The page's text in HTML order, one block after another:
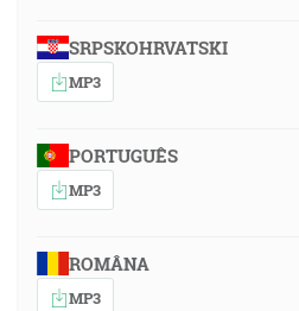
SRPSKOHRVATSKI
MP3
PORTUGUÊS
MP3
ROMÂNA
MP3